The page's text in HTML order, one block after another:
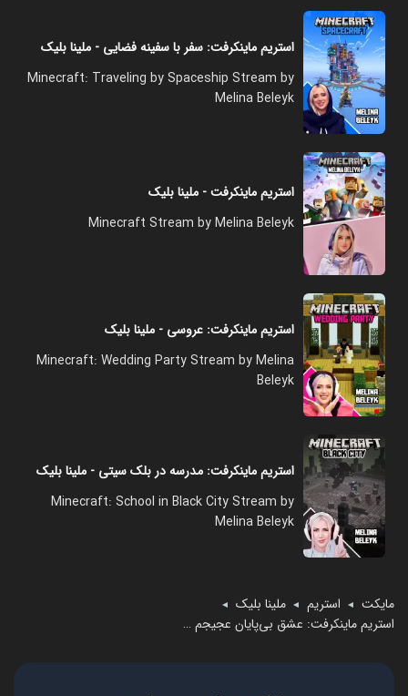
استریم ماینکرفت: سفر با سفینه فضایی - ملینا بلیک
Minecraft: Traveling by Spaceship Stream by
Melina Beleyk
استریم ماینکرفت - ملینا بلیک
Minecraft Stream by Melina Beleyk
استریم ماینکرفت: عروسی - ملینا بلیک
Minecraft: Wedding Party Stream by Melina
Beleyk
استریم ماینکرفت: مدرسه در بلک سیتی - ملینا بلیک
Minecraft: School in Black City Stream by
Melina Beleyk
مایکت ◄ استریم ◄ ملینا بلیک ◄
استریم ماینکرفت: عشق بی‌پایان عجیجم - ملینا بلیک